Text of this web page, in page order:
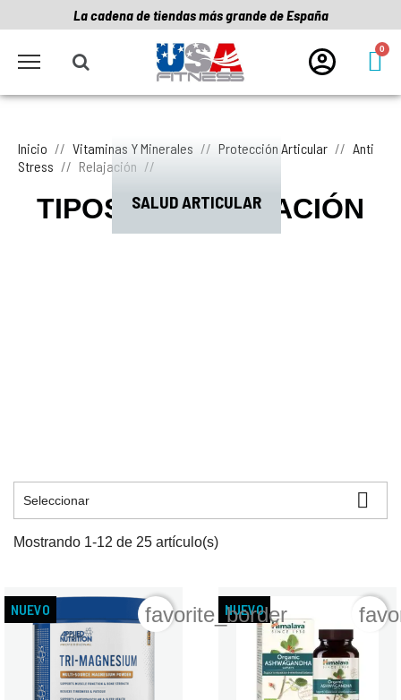
La cadena de tiendas más grande de España
Inicio Vitaminas Y Minerales Protección Articular
Anti
Stress
Relajación
TIPOS DE RELAJACIÓN
SALUD ARTICULAR
Seleccionar 
Mostrando 1-12 de 25 artículo(s)
NUEVO favorite_border
NUEVO